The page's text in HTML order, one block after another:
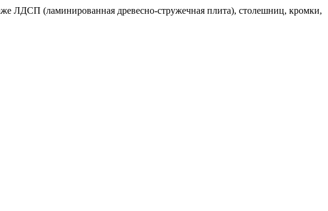
ЛДСП (ламинированная древесно-стружечная плита), столешниц, кромки,